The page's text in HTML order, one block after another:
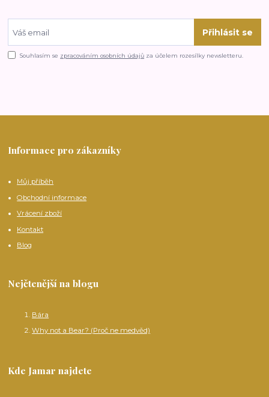
Přihlásit se
Souhlasím se zpracováním osobních údajů za účelem rozesílky newsletteru.
Informace pro zákazníky
Můj příběh
Obchodní informace
Vrácení zboží
Kontakt
Blog
Nejčtenější na blogu
Bára
Why not a Bear? (Proč ne medvěd)
Kde Jamar najdete